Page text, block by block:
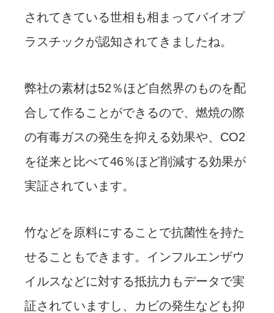
されてきている世相も相まってバイオプ
ラスチックが認知されてきましたね。
弊社の素材は52％ほど自然界のものを配
合して作ることができるので、燃焼の際
の有毒ガスの発生を抑える効果や、CO2
を従来と比べて46％ほど削減する効果が
実証されています。
竹などを原料にすることで抗菌性を持た
せることもできます。インフルエンザウ
イルスなどに対する抵抗力もデータで実
証されていますし、カビの発生なども抑